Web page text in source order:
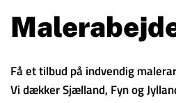
Få et tilbud på indvendig
Vi dækker Sjælland, Fyn og